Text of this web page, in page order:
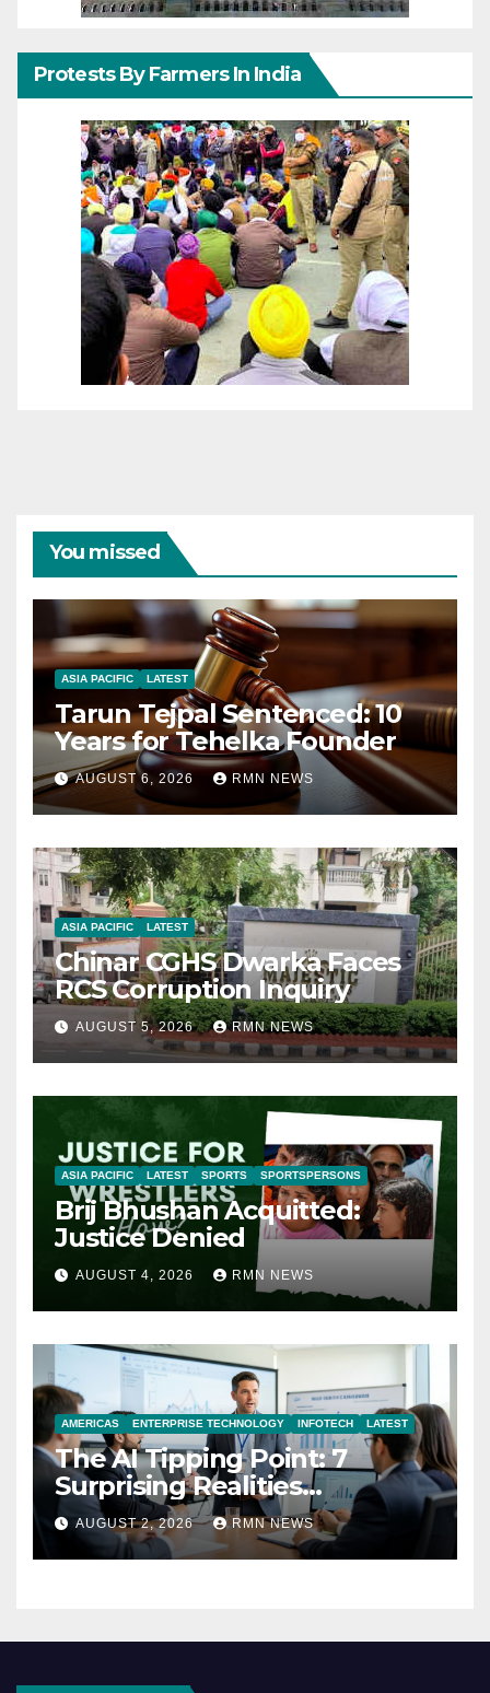
Protests By Farmers In India
You missed
ASIA PACIFIC LATEST
Tarun Tejpal Sentenced: 10
Years for Tehelka Founder
AUGUST 6, 2026 RMN NEWS
ASIA PACIFIC LATEST
Chinar CGHS Dwarka Faces
RCS Corruption Inquiry
AUGUST 5, 2026 RMN NEWS
ASIA PACIFIC LATEST SPORTS SPORTSPERSONS
Brij Bhushan Acquitted:
Justice Denied
AUGUST 4, 2026 RMN NEWS
AMERICAS ENTERPRISE TECHNOLOGY INFOTECH LATEST
The AI Tipping Point: 7
Surprising Realities
Reshaping the Modern
Economy
AUGUST 2, 2026 RMN NEWS